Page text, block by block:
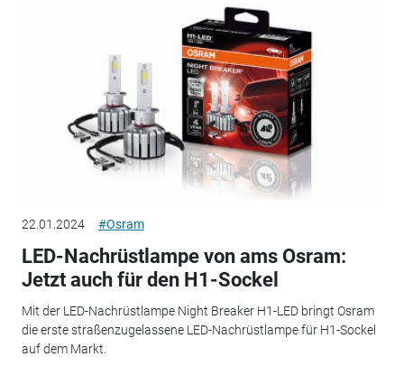
22.01.2024 #Osram
LED-Nachrüstlampe von ams Osram:
Jetzt auch für den H1-Sockel
Mit der LED-Nachrüstlampe Night Breaker H1-LED bringt Osram
die erste straßenzugelassene LED-Nachrüstlampe für H1-Sockel
auf dem Markt.